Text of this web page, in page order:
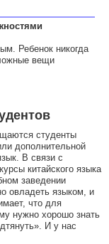
Ребенок никогда
вещи
студенты
дополнительной
В связи с
китайского языка
заведении
овладеть языком, и
что для
нужно хорошо знать
И у нас